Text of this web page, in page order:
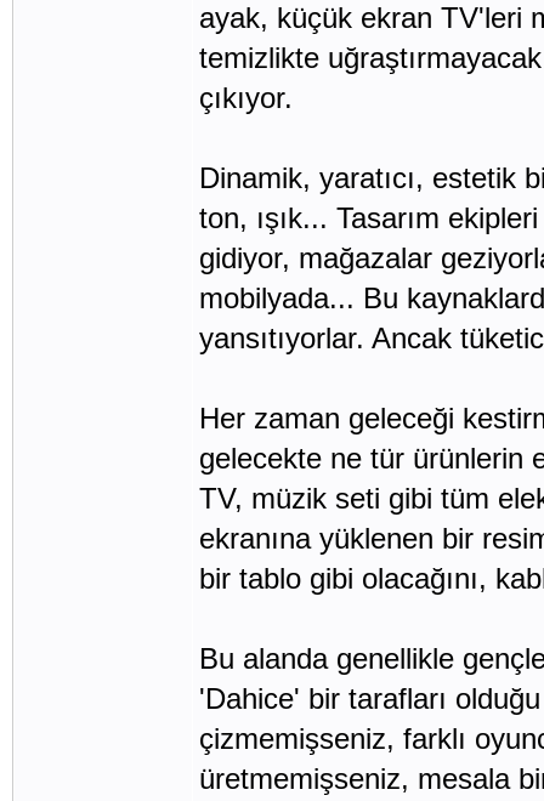
ayak, küçük ekran TV'leri
temizlikte
çıkıyor.
Dinamik, yaratıcı, estetik
ton, ışık... Tasarım
gidiyor, mağazalar
mobilyada... Bu
yansıtıyorlar. Ancak
Her zaman geleceği
gelecekte ne tür ürünlerin
TV, müzik seti gibi tüm
ekranına yüklenen bir
bir tablo gibi olacağını,
Bu alanda genellikle
'Dahice' bir tarafları
çizmemişseniz, farklı
üretmemişseniz, mesala